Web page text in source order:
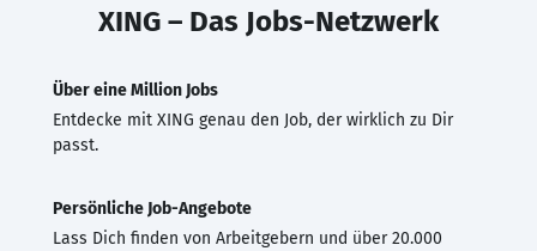
XING – Das Jobs-Netzwerk
Über eine Million Jobs
Entdecke mit XING genau den Job, der wirklich zu Dir
passt.
Persönliche Job-Angebote
Lass Dich finden von Arbeitgebern und über 20.000